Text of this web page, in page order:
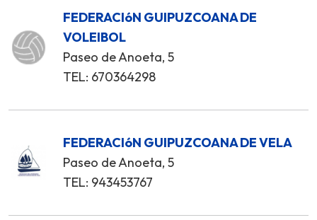
FEDERACIóN GUIPUZCOANA DE
VOLEIBOL
Paseo de Anoeta, 5
TEL: 670364298
FEDERACIóN GUIPUZCOANA DE VELA
Paseo de Anoeta, 5
TEL: 943453767